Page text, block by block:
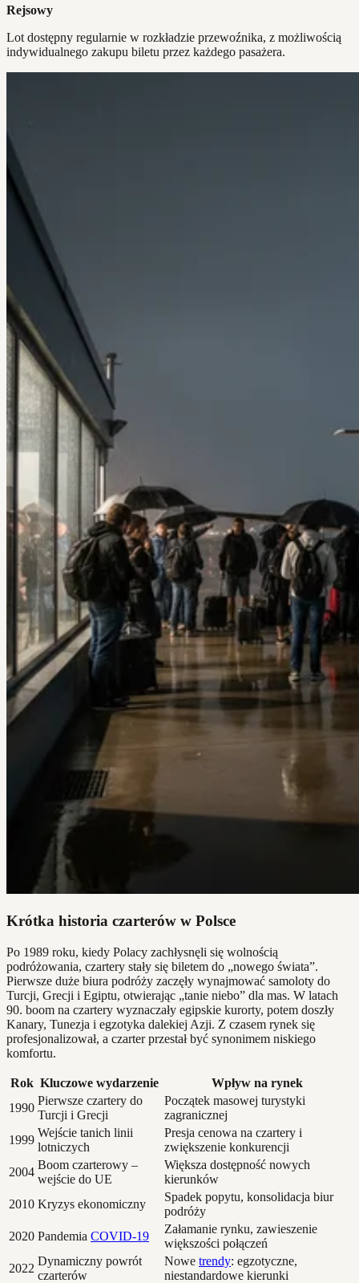
Rejsowy
Lot dostępny regularnie w rozkładzie przewoźnika, z możliwością
indywidualnego zakupu biletu przez każdego pasażera.
Krótka historia czarterów w Polsce
Po 1989 roku, kiedy Polacy zachłysnęli się wolnością
podróżowania, czartery stały się biletem do „nowego świata”.
Pierwsze duże biura podróży zaczęły wynajmować samoloty do
Turcji, Grecji i Egiptu, otwierając „tanie niebo” dla mas. W latach
90. boom na czartery wyznaczały egipskie kurorty, potem doszły
Kanary, Tunezja i egzotyka dalekiej Azji. Z czasem rynek się
profesjonalizował, a czarter przestał być synonimem niskiego
komfortu.
Rok Kluczowe wydarzenie
Wpływ na rynek
1990
Pierwsze czartery do
Turcji i Grecji
Początek masowej turystyki
zagranicznej
1999
Wejście tanich linii
lotniczych
Presja cenowa na czartery i
zwiększenie konkurencji
2004
Boom czarterowy –
wejście do UE
Większa dostępność nowych
kierunków
2010 Kryzys ekonomiczny
Spadek popytu, konsolidacja biur
podróży
2020 Pandemia COVID-19
Załamanie rynku, zawieszenie
większości połączeń
2022
Dynamiczny powrót
czarterów
Nowe trendy: egzotyczne,
niestandardowe kierunki